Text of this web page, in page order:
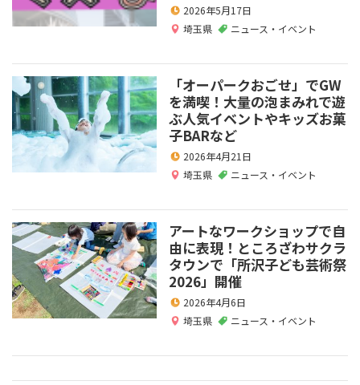
2026年5月17日
埼玉県
ニュース・イベント
「オーパークおごせ」でGW
を満喫！大量の泡まみれで遊
ぶ人気イベントやキッズお菓
子BARなど
2026年4月21日
埼玉県
ニュース・イベント
アートなワークショップで自
由に表現！ところざわサクラ
タウンで「所沢子ども芸術祭
2026」開催
2026年4月6日
埼玉県
ニュース・イベント